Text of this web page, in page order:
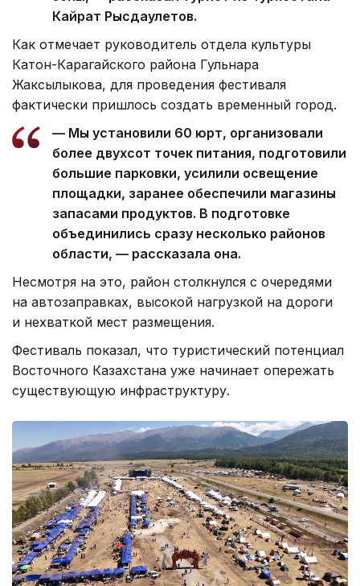
Кайрат Рысдаулетов.
Как отмечает руководитель отдела культуры
Катон-Карагайского района Гульнара
Жаксылыкова, для проведения фестиваля
фактически пришлось создать временный город.
— Мы установили 60 юрт, организовали
более двухсот точек питания, подготовили
большие парковки, усилили освещение
площадки, заранее обеспечили магазины
запасами продуктов. В подготовке
объединились сразу несколько районов
области, — рассказала она.
Несмотря на это, район столкнулся с очередями
на автозаправках, высокой нагрузкой на дороги
и нехваткой мест размещения.
Фестиваль показал, что туристический потенциал
Восточного Казахстана уже начинает опережать
существующую инфраструктуру.